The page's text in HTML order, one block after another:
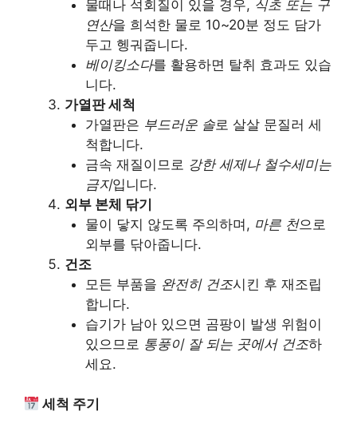
물때나 석회질이 있을 경우, 식초 또는 구
연산을 희석한 물로 10~20분 정도 담가
두고 헹궈줍니다.
베이킹소다를 활용하면 탈취 효과도 있습
니다.
가열판 세척
가열판은 부드러운 솔로 살살 문질러 세
척합니다.
금속 재질이므로 강한 세제나 철수세미는
금지입니다.
외부 본체 닦기
물이 닿지 않도록 주의하며, 마른 천으로
외부를 닦아줍니다.
건조
모든 부품을 완전히 건조시킨 후 재조립
합니다.
습기가 남아 있으면 곰팡이 발생 위험이
있으므로 통풍이 잘 되는 곳에서 건조하
세요.
세척 주기